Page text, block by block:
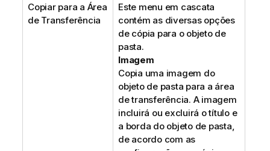
Copiar para a Área
de Transferência
Este menu em cascata
contém as diversas opções
de cópia para o objeto de
pasta.
Imagem
Copia uma imagem do
objeto de pasta para a área
de transferência. A imagem
incluirá ou excluirá o título e
a borda do objeto de pasta,
de acordo com as